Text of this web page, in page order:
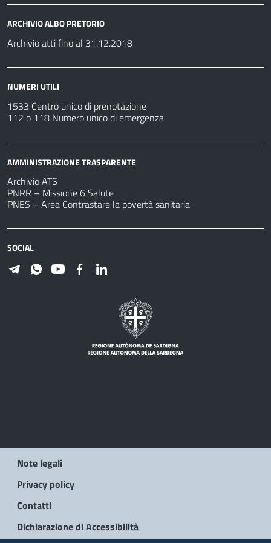
ARCHIVIO ALBO PRETORIO
Archivio atti fino al 31.12.2018
NUMERI UTILI
1533 Centro unico di prenotazione
112 o 118 Numero unico di emergenza
AMMINISTRAZIONE TRASPARENTE
Archivio ATS
PNRR – Missione 6 Salute
PNES – Area Contrastare la povertà sanitaria
SOCIAL
Note legali
Privacy policy
Contatti
Dichiarazione di Accessibilità